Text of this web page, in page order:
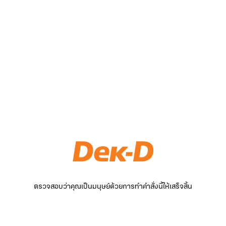
ตรวจสอบว่าคุณเป็นมนุษย์ด้วยการทำคำสั่งนี้ให้เสร็จสิ้น